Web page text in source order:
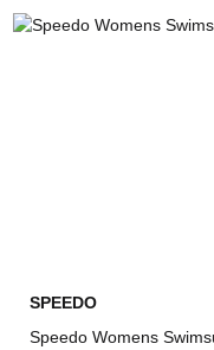
SPEEDO
Speedo Womens